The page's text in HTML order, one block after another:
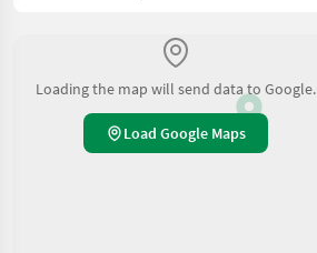
Loading the map will send data to Google.
Load Google Maps